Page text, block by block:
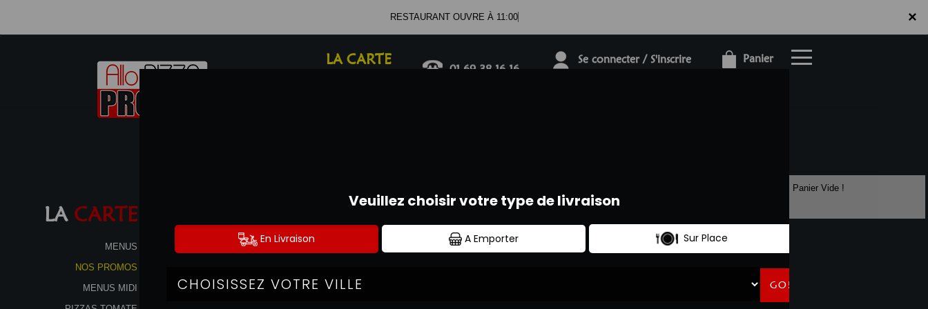
×
RESTAURANT OUVRE À 11:00
LA CARTE Se connecter / S'inscrire Panier
×
LA CARTE
MENUS
NOS PROMOS
MENUS MIDI
SALADES Panier Vide !